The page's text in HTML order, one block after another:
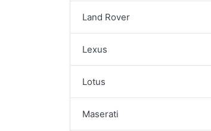
Land Rover
Lexus
Lotus
Maserati